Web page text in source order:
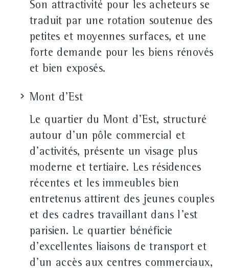
Son attractivité pour les acheteurs se
traduit par une rotation soutenue des
petites et moyennes surfaces, et une
forte demande pour les biens rénovés
et bien exposés.
Mont d'Est
Le quartier du Mont d'Est, structuré
autour d'un pôle commercial et
d'activités, présente un visage plus
moderne et tertiaire. Les résidences
récentes et les immeubles bien
entretenus attirent des jeunes couples
et des cadres travaillant dans l'est
parisien. Le quartier bénéficie
d'excellentes liaisons de transport et
d'un accès aux centres commerciaux,